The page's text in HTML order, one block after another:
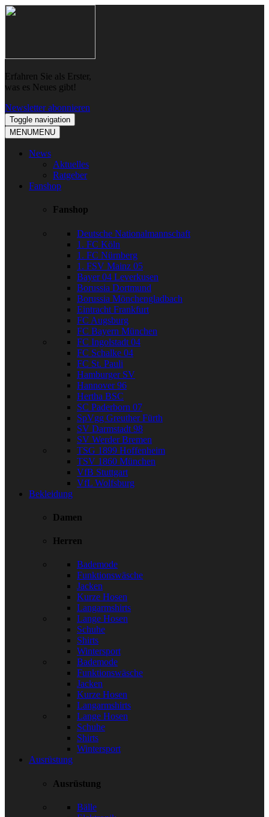
Skip
Skip
Erfahren Sie als Erster,
was es Neues gibt!
Newsletter abonnieren
Toggle navigation
MENUMENU
News
Aktuelles
Ratgeber
Fanshop
Fanshop
Deutsche Nationalmannschaft
1. FC Köln
1. FC Nürnberg
1. FSV Mainz 05
Bayer 04 Leverkusen
Borussia Dortmund
Borussia Mönchengladbach
Eintracht Frankfurt
FC Augsburg
FC Bayern München
FC Ingolstadt 04
FC Schalke 04
FC St. Pauli
Hamburger SV
Hannover 96
Hertha BSC
SC Paderborn 07
SpVgg Greuther Fürth
SV Darmstadt 98
SV Werder Bremen
TSG 1899 Hoffenheim
TSV 1860 München
VfB Stuttgart
VfL Wolfsburg
Bekleidung
Damen
Herren
Bademode
Funktionswäsche
Jacken
Kurze Hosen
Langarmshirts
Lange Hosen
Schuhe
Shirts
Wintersport
Bademode
Funktionswäsche
Jacken
Kurze Hosen
Langarmshirts
Lange Hosen
Schuhe
Shirts
Wintersport
Ausrüstung
Ausrüstung
Bälle